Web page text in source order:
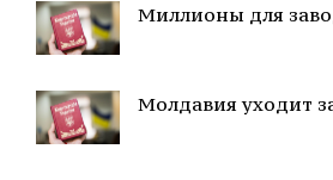
Миллионы для
Молдавия уходит